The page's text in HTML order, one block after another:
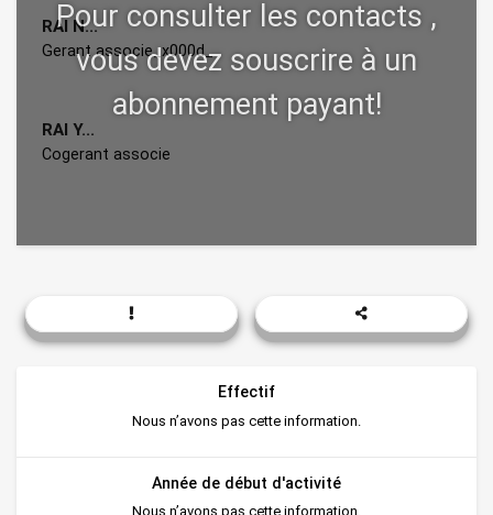
RAI N...
Gerant associe_x000d_
RAI Y...
Cogerant associe
Effectif
Nous n’avons pas cette information.
Année de début d'activité
Nous n’avons pas cette information.